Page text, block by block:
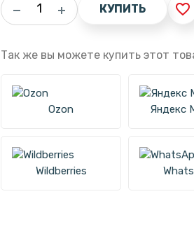
КУПИТЬ favorite_border
Так же вы можете купить этот
Ozon Яндекс
Wildberries